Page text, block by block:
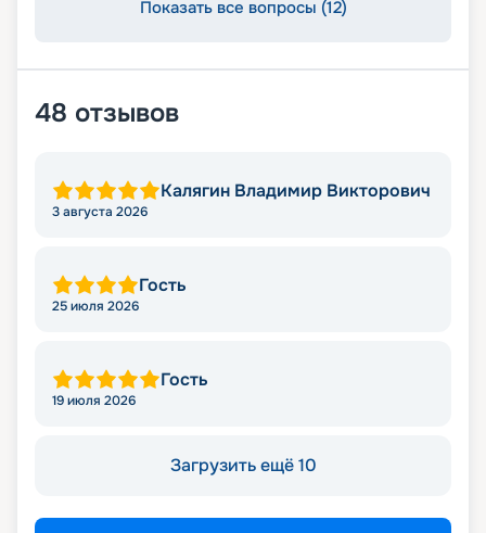
Показать все вопросы (12)
48 отзывов
Калягин Владимир Викторович
3 августа 2026
Гость
25 июля 2026
Гость
19 июля 2026
Загрузить ещё 10